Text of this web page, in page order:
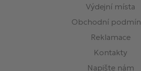
Výdejní místa
Obchodní
Reklamace
Kontakty
Napište nám